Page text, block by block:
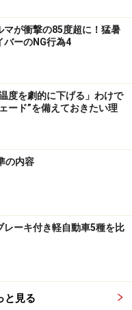
。使い勝手で2～3番
ンケンで負ける手を
す。少しばかり厳し
値引きで勝負してく
の内容をご確認くださ
マが衝撃の85度超に！猛暑
バーのNG行為4
度を劇的に下げる」わけで
ード”を備えておきたい理
の内容
レーキ付き軽自動車5種を比
と見る